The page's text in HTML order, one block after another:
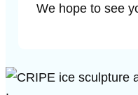
We hope to see